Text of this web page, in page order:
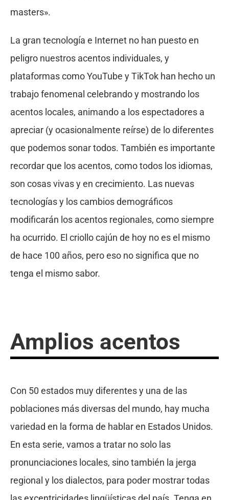
masters».
La gran tecnología e Internet no han puesto en
peligro nuestros acentos individuales, y
plataformas como YouTube y TikTok han hecho un
trabajo fenomenal celebrando y mostrando los
acentos locales, animando a los espectadores a
apreciar (y ocasionalmente reírse) de lo diferentes
que podemos sonar todos. También es importante
recordar que los acentos, como todos los idiomas,
son cosas vivas y en crecimiento. Las nuevas
tecnologías y los cambios demográficos
modificarán los acentos regionales, como siempre
ha ocurrido. El criollo cajún de hoy no es el mismo
de hace 100 años, pero eso no significa que no
tenga el mismo sabor.
Amplios acentos
Con 50 estados muy diferentes y una de las
poblaciones más diversas del mundo, hay mucha
variedad en la forma de hablar en Estados Unidos.
En esta serie, vamos a tratar no solo las
pronunciaciones locales, sino también la jerga
regional y los dialectos, para poder mostrar todas